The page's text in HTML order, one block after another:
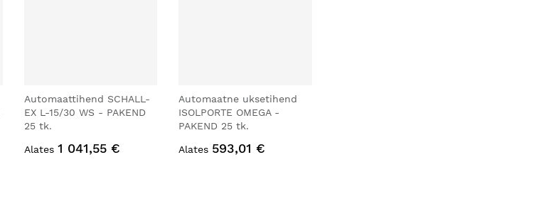
Automaattihend SCHALL-
EX L-15/30 WS - PAKEND
25 tk.
Alates 1 041,55 €
Automaatne uksetihend
ISOLPORTE OMEGA -
PAKEND 25 tk.
Alates 593,01 €